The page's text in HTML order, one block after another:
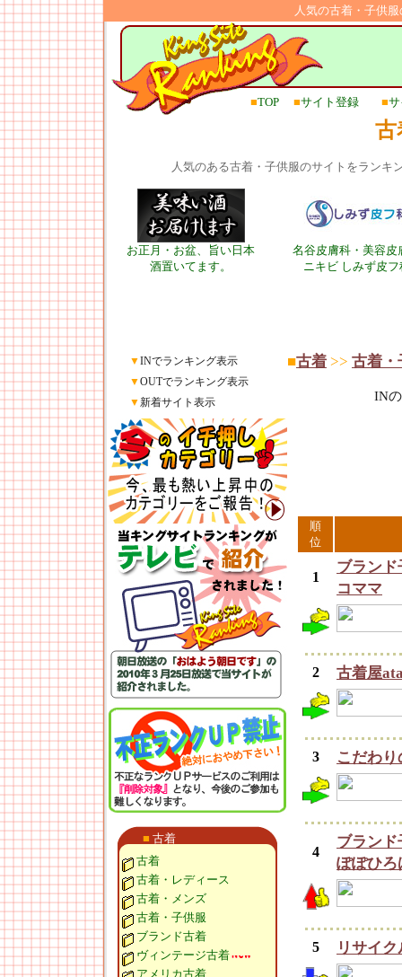
人気の古着・子供
■TOP ■サイト登録 ■
古
人気のある古着・子供服のサイトをランキ
お正月・お盆、旨い日本
酒置いてます。
名谷皮膚科・美容皮
ニキビ しみず皮フ
▼INでランキング表示
▼OUTでランキング表示
▼新着サイト表示
■ 古着
古着
古着・レディース
古着・メンズ
古着・子供服
ブランド古着
ヴィンテージ古着
アメリカ古着
■古着 >> 古着・
IN
順
位
1
ブラン
コママ
2 古着屋
3 こだわ
4
ブランド
ぽぽひろ
5 リサイ